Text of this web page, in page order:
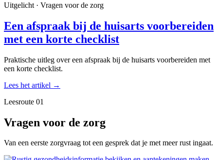
Uitgelicht · Vragen voor de zorg
Een afspraak bij de huisarts voorbereiden
met een korte checklist
Praktische uitleg over een afspraak bij de huisarts voorbereiden met
een korte checklist.
Lees het artikel →
Leesroute 01
Vragen voor de zorg
Van een eerste zorgvraag tot een gesprek dat je met meer rust ingaat.